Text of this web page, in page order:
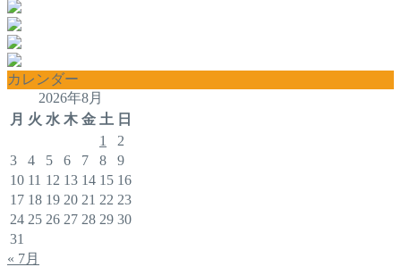
カレンダー
2026年8月
月 火 水 木 金 土 日
1
2
3
4 5 6 7 8
9
10 11 12 13 14 15 16
17 18 19 20 21 22 23
24 25 26 27 28 29 30
31
« 7月